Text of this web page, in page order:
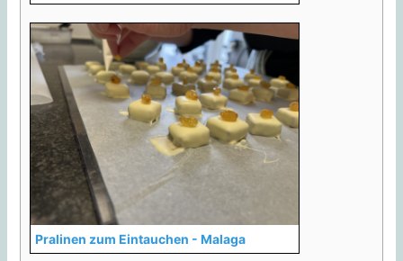
Pralinen zum Eintauchen - Malaga